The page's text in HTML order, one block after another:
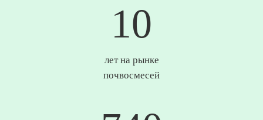
10
лет на рынке
почвосмесей